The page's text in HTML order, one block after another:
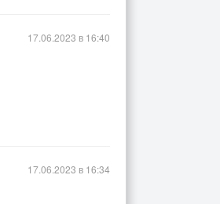
17.06.2023 в 16:40
17.06.2023 в 16:34